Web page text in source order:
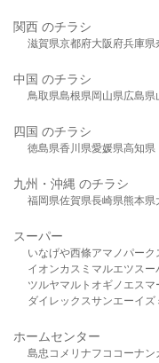
関西 のチラシ
滋賀県京都府大阪府兵庫県
中国 のチラシ
鳥取県島根県岡山県広島県
四国 のチラシ
徳島県香川県愛媛県高知県
九州・沖縄 のチラシ
福岡県佐賀県長崎県熊本県
スーパー
いなげや西條アマノパーク
イオンカスミ マルエツスー
ツルヤマルト オギノ エスマ
ダイレックスサンエーイズ
ホームセンター
島忠 コメリ ナフコ コーナン